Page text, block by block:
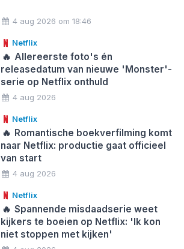
4 aug 2026 om 18:46
Netflix
🔥 Allereerste foto's én
releasedatum van nieuwe 'Monster'-
serie op Netflix onthuld
4 aug 2026
Netflix
🔥 Romantische boekverfilming komt
naar Netflix: productie gaat officieel
van start
4 aug 2026
Netflix
🔥 Spannende misdaadserie weet
kijkers te boeien op Netflix: 'Ik kon
niet stoppen met kijken'